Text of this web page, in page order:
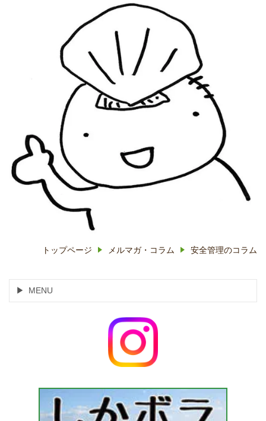
トップページ メルマガ・コラム 安全管理のコラム
MENU